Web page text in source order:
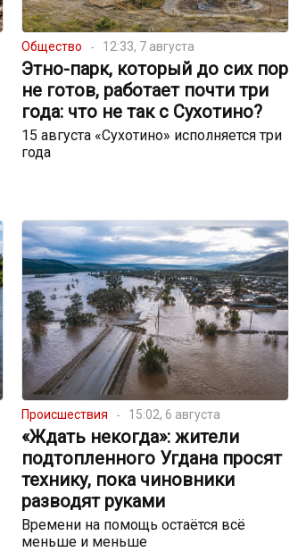
Общество 12:33, 7 августа
Этно-парк, который до сих пор
не готов, работает почти три
года: что не так с Сухотино?
15 августа «Сухотино» исполняется три
года
Происшествия 15:02, 6 августа
«Ждать некогда»: жители
подтопленного Угдана просят
технику, пока чиновники
разводят руками
Времени на помощь остаётся всё
меньше и меньше